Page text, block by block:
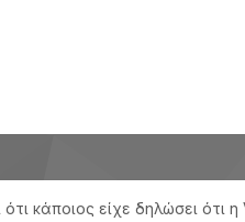
κάποιος είχε δηλώσει